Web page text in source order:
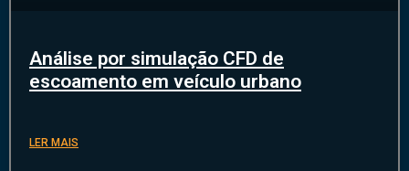
Análise por simulação CFD de
escoamento em veículo urbano
LER MAIS